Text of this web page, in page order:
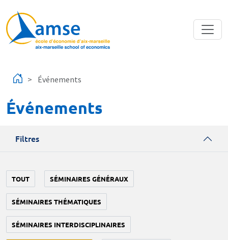
Événements
Événements
Filtres
TOUT SÉMINAIRES GÉNÉRAUX
SÉMINAIRES THÉMATIQUES
SÉMINAIRES INTERDISCIPLINAIRES